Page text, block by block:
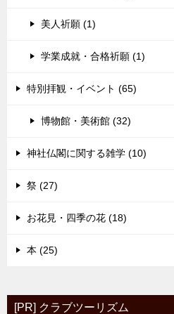
美人祈願 (1)
学業成就・合格祈願 (1)
特別拝観・イベント (65)
博物館・美術館 (32)
神社仏閣に関する雑学 (10)
祭 (27)
お花見・四季の花 (18)
本 (25)
[PR] クラブツーリズム